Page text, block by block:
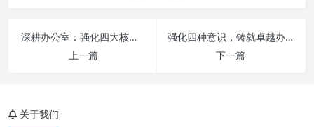
深耕办公室：强化四大核心意识，成就卓越职场影响力
上一篇
强化四种意识，铸就卓越办公室工作：从心智到行动的全面升级
下一篇
“两个维护”
关于我们